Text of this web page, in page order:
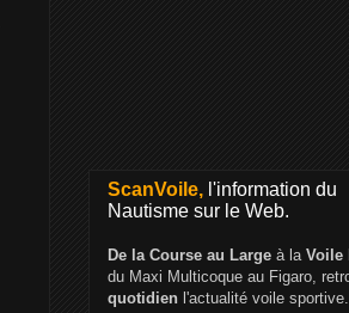
ScanVoile, l'information du
Nautisme sur le Web.
De la Course au Large à la Voile
du Maxi Multicoque au Figaro,
quotidien l'actualité voile sportive.